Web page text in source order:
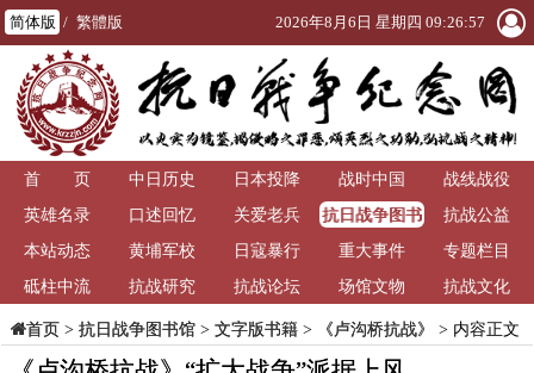
简体版 / 繁體版 2026年8月6日 星期四 09:26:57
首 页 中日历史 日本投降 战时中国
战线战役
英雄名录
口述回忆 关爱老兵
抗日战争图书
馆
抗战公益
本站动态
黄埔军校 日寇暴行 重大事件
专题栏目
砥柱中流
抗战研究 抗战论坛 场馆文物 抗战文化
首页> 抗日战争图书馆> 文字版书籍> 《卢沟桥抗战》 > 内容正文